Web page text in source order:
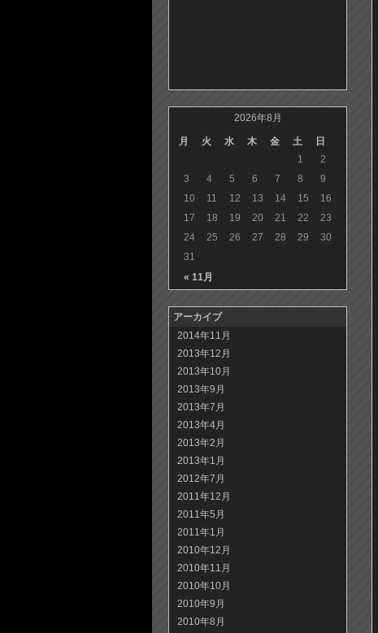
2026年8月
月 火 水 木 金 土 日
« 11月
1
2
3
4 5 6 7 8
9
10
11 12 13 14 15
16
17
18 19 20 21 22
23
24
25 26 27 28 29
30
31
アーカイブ
2014年11月
2013年12月
2013年10月
2013年9月
2013年7月
2013年4月
2013年2月
2013年1月
2012年7月
2011年12月
2011年5月
2011年1月
2010年12月
2010年11月
2010年10月
2010年9月
2010年8月